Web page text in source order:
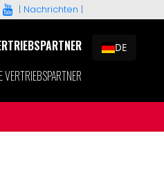
DE
| Nachrichten |
VERTRIEBSPARTNER